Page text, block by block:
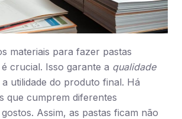
materiais para fazer pastas
crucial. Isso garante a qualidade
utilidade do produto final. Há
que cumprem diferentes
Assim, as pastas ficam não